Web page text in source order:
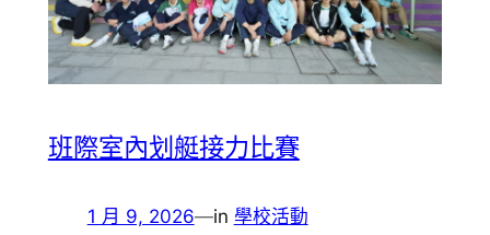
班際室內划艇接力比賽
1 月 9, 2026—in 學校活動